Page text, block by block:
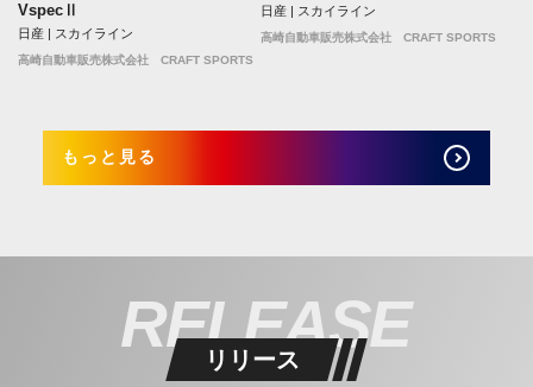
VspecⅡ
日産 | スカイライン
高崎自動車販売株式会社 CRAFT SPORTS
日産 | スカイライン
高崎自動車販売株式会社 CRAFT SPORTS
もっと見る
RELEASE
リリース